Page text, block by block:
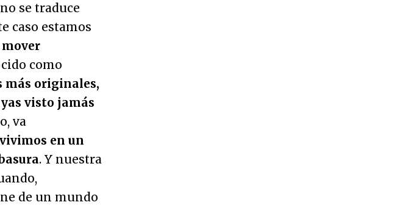
se traduce
caso estamos
como
más originales,
visto jamás
va
vivimos en un
. Y nuestra
de un mundo